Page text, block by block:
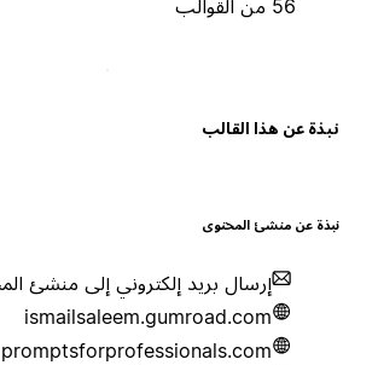
عن هذا القالب
عن منشئ المحتوى
إرسال بريد إلكتروني إلى منشئ المحتوى
ismailsaleem.gumroad.com
promptsforprofessionals.com